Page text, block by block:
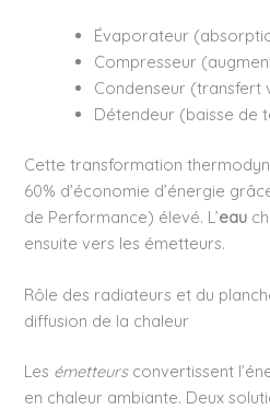
Évaporateur
Compresseur
Condenseur (transfert
Détendeur (baisse de
Cette transformation
60% d’économie d’énergie
de Performance) élevé. L’eau
ensuite vers les émetteurs.
Rôle des radiateurs et du
diffusion de la chaleur
Les émetteursconvertissent
en chaleur ambiante. Deux